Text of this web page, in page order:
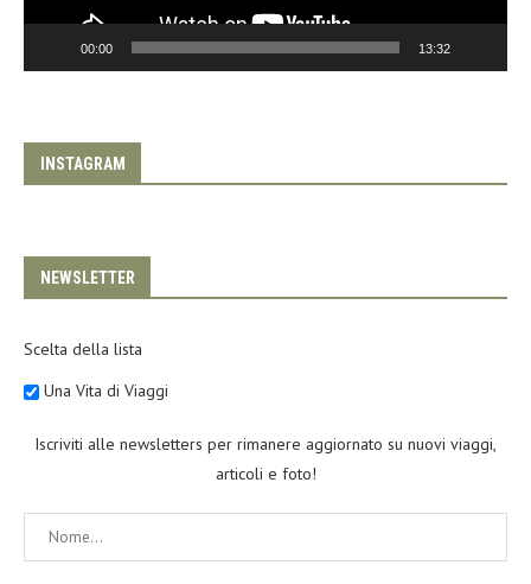
00:00 13:32
INSTAGRAM
NEWSLETTER
Scelta della lista
Una Vita di Viaggi
Iscriviti alle newsletters per rimanere aggiornato su nuovi viaggi,
articoli e foto!